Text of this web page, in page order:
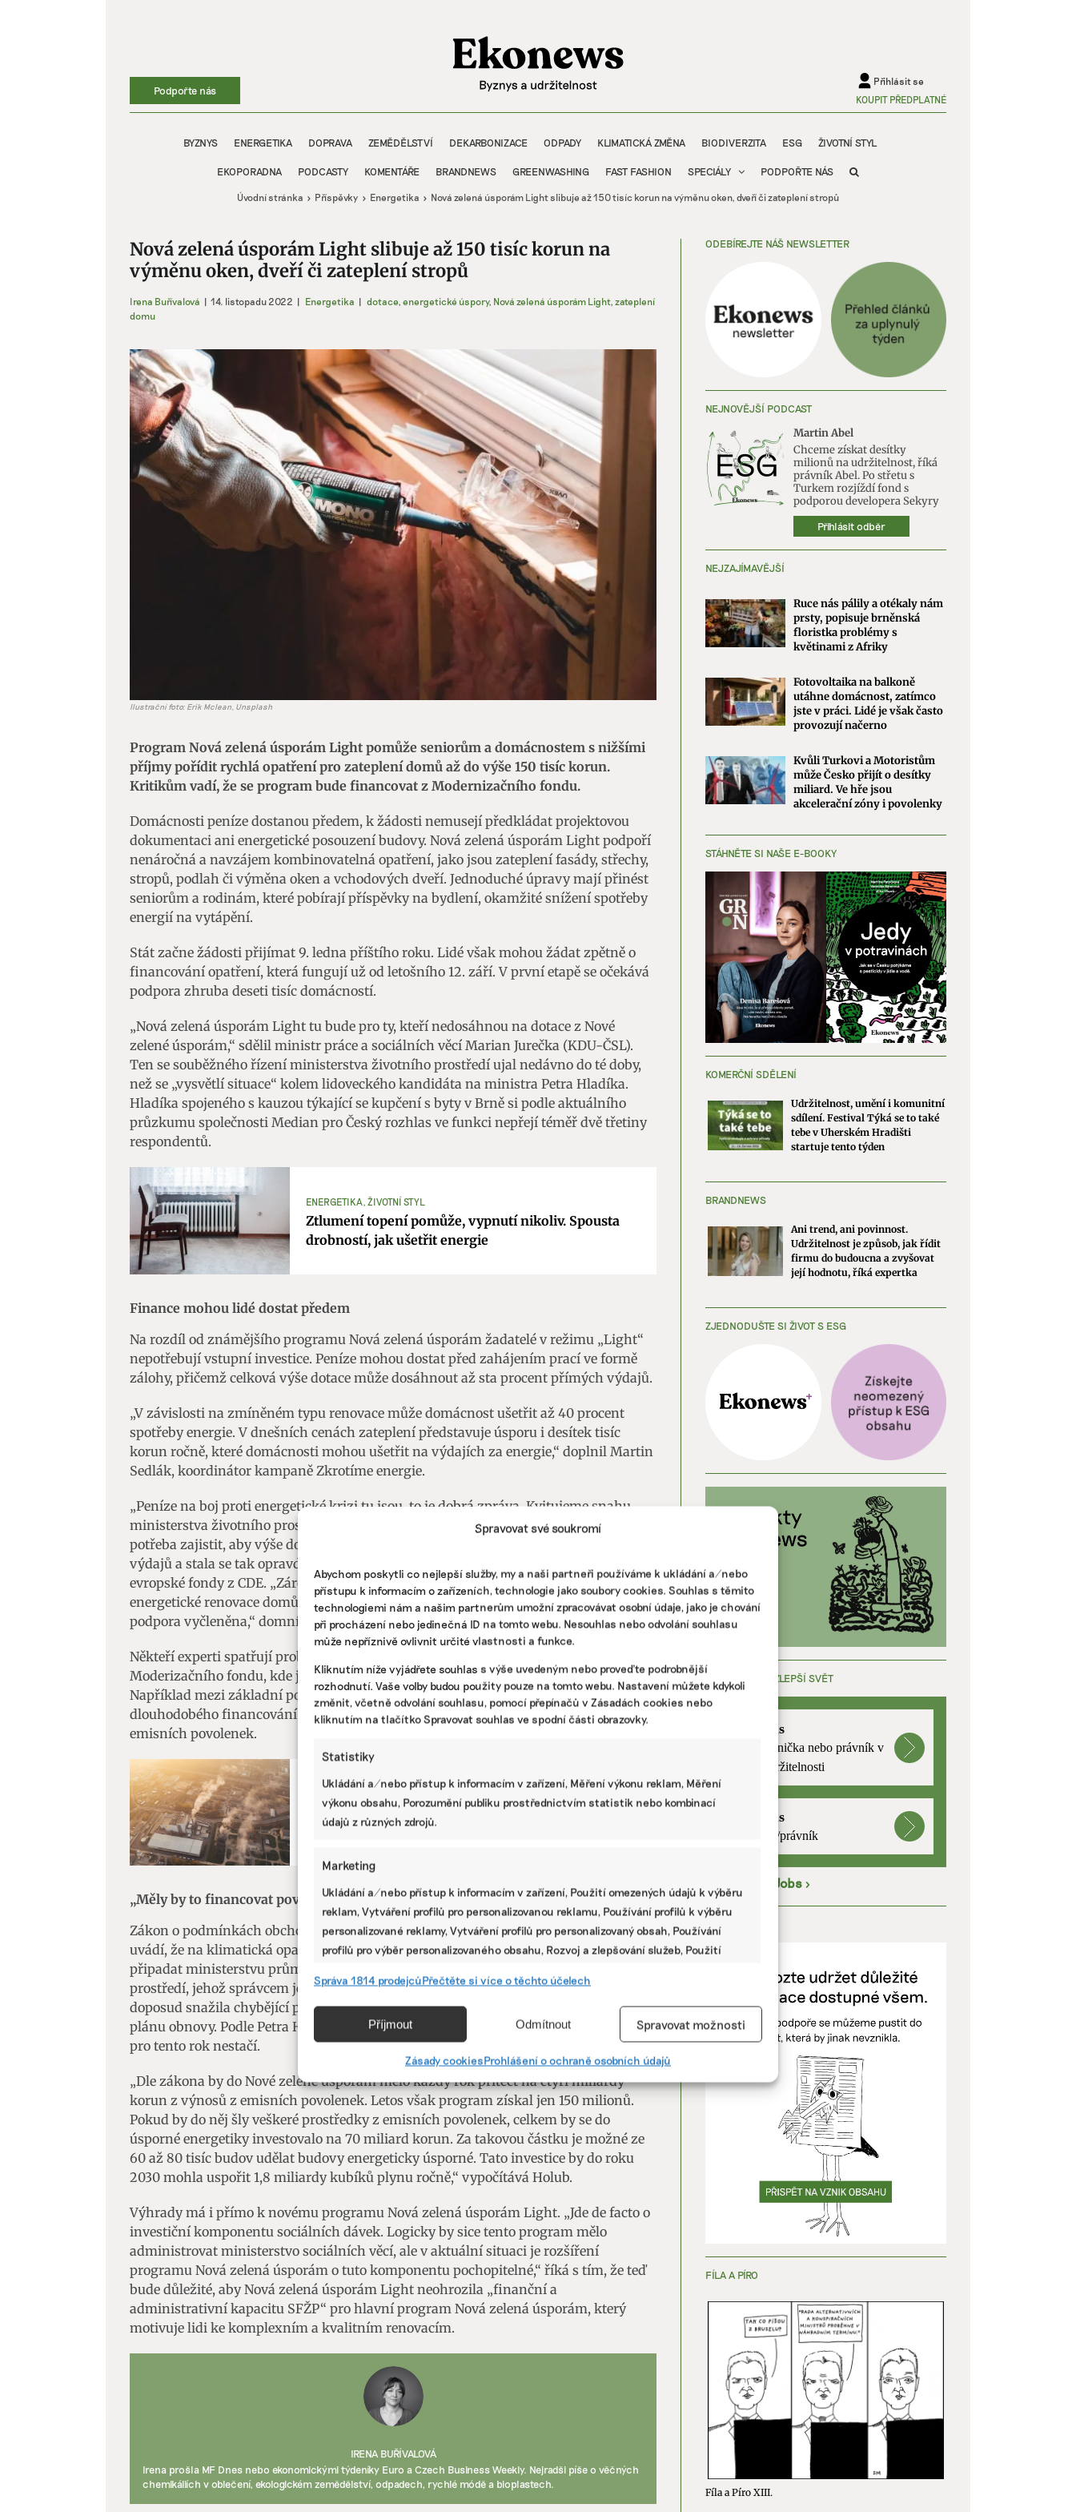
Spravovat své soukromí
Abychom poskytli co nejlepší služby, my a naši partneři používáme k ukládání a/nebo
přístupu k informacím o zařízeních, technologie jako soubory cookies. Souhlas s těmito
technologiemi nám a našim partnerům umožní zpracovávat osobní údaje, jako je chování
při procházení nebo jedinečná ID na tomto webu. Nesouhlas nebo odvolání souhlasu
může nepříznivě ovlivnit určité vlastnosti a funkce.
Kliknutím níže vyjádřete souhlas s výše uvedeným nebo proveďte podrobnější
rozhodnutí. Vaše volby budou použity pouze na tomto webu. Nastavení můžete kdykoli
změnit, včetně odvolání souhlasu, pomocí přepínačů v Zásadách cookies nebo
kliknutím na tlačítko Spravovat souhlas ve spodní části obrazovky.
Statistiky
Ukládání a/nebo přístup k informacím v zařízení, Měření výkonu reklam, Měření
výkonu obsahu, Porozumění publiku prostřednictvím statistik nebo kombinací
údajů z různých zdrojů.
Marketing
Ukládání a/nebo přístup k informacím v zařízení, Použití omezených údajů k výběru
reklam, Vytváření profilů pro personalizovanou reklamu, Používání profilů k výběru
personalizované reklamy, Vytváření profilů pro personalizovaný obsah, Používání
profilů pro výběr personalizovaného obsahu, Rozvoj a zlepšování služeb, Použití
Přiřazování a kombinování údajů z jiných zdrojů údajů, Propojení různých
zařízení, Identifikace zařízení na základě automaticky přenášených
Používání přesných údajů o zeměpisné poloze, Identifikace zařízení na základě
aktivně vyžádaných informací.
Zajištění bezpečnosti, předcházení a zjišťování podvodů a
odstraňování chyb, Poskytování a zobrazování reklamy a obsahu,
Ukládání a sdělování voleb ochrany osobních údajů.
Správa 1814 prodejcůPřečtěte si více o těchto účelech
Příjmout Odmítnout Spravovat možnosti
Zásady cookiesProhlášení o ochraně osobních údajů
Podpořte nás
Přihlásit se
KOUPIT PŘEDPLATNÉ
BYZNYS ENERGETIKA DOPRAVA ZEMĚDĚLSTVÍ DEKARBONIZACE ODPADY KLIMATICKÁ ZMĚNA BIODIVERZITA ESG ŽIVOTNÍ STYL
EKOPORADNA PODCASTY KOMENTÁŘE BRANDNEWS GREENWASHING FAST FASHION SPECIÁLY PODPOŘTE NÁS
Úvodní stránka Příspěvky Energetika Nová zelená úsporám Light slibuje až 150 tisíc korun na výměnu oken, dveří či zateplení stropů
Nová zelená úsporám Light slibuje až 150 tisíc korun na
výměnu oken, dveří či zateplení stropů
Irena Buřívalová | 14. listopadu 2022 | Energetika | dotace, energetické úspory, Nová zelená úsporám Light, zateplení
domu
Zobrazit
větší
obrázek
Ilustrační foto: Erik Mclean, Unsplash
Program Nová zelená úsporám Light pomůže seniorům a domácnostem s nižšími
příjmy pořídit rychlá opatření pro zateplení domů až do výše 150 tisíc korun.
Kritikům vadí, že se program bude financovat z Modernizačního fondu.
Domácnosti peníze dostanou předem, k žádosti nemusejí předkládat projektovou
dokumentaci ani energetické posouzení budovy. Nová zelená úsporám Light podpoří
nenáročná a navzájem kombinovatelná opatření, jako jsou zateplení fasády, střechy,
stropů, podlah či výměna oken a vchodových dveří. Jednoduché úpravy mají přinést
seniorům a rodinám, které pobírají příspěvky na bydlení, okamžité snížení spotřeby
energií na vytápění.
Stát začne žádosti přijímat 9. ledna příštího roku. Lidé však mohou žádat zpětně o
financování opatření, která fungují už od letošního 12. září. V první etapě se očekává
podpora zhruba deseti tisíc domácností.
„Nová zelená úsporám Light tu bude pro ty, kteří nedosáhnou na dotace z Nové
zelené úsporám,“ sdělil ministr práce a sociálních věcí Marian Jurečka (KDU-ČSL).
Ten se souběžného řízení ministerstva životního prostředí ujal nedávno do té doby,
než se „vysvětlí situace“ kolem lidoveckého kandidáta na ministra Petra Hladíka.
Hladíka spojeného s kauzou týkající se kupčení s byty v Brně si podle aktuálního
průzkumu společnosti Median pro Český rozhlas ve funkci nepřejí téměř dvě třetiny
respondentů.
ENERGETIKA, ŽIVOTNÍ STYL
Ztlumení topení pomůže, vypnutí nikoliv. Spousta
drobností, jak ušetřit energie
Finance mohou lidé dostat předem
Na rozdíl od známějšího programu Nová zelená úsporám žadatelé v režimu „Light“
nepotřebují vstupní investice. Peníze mohou dostat před zahájením prací ve formě
zálohy, přičemž celková výše dotace může dosáhnout až sta procent přímých výdajů.
„V závislosti na zmíněném typu renovace může domácnost ušetřit až 40 procent
spotřeby energie. V dnešních cenách zateplení představuje úsporu i desítek tisíc
korun ročně, které domácnosti mohou ušetřit na výdajích za energie,“ doplnil Martin
Sedlák, koordinátor kampaně Zkrotíme energie.
„Peníze na boj proti energetické krizi tu jsou, to je dobrá zpráva. Kvitujeme snahu
ministerstva životního prostředí zacílit pomoc na nízkopříjmové skupiny obyvatel. Je
potřeba zajistit, aby výše dotace byla skutečně až 100 procent přímých realizačních
výdajů a stala se tak opravdu dostupnou,“ uvádí Eva Mariničová, odbornice na
evropské fondy z CDE. „Zároveň by stát neměl zapomenout na komplexní
energetické renovace domů nízkopříjmových skupin obyvatel, na které není tato
podpora vyčleněna,“ domnívá se.
Někteří experti spatřují problém v tom, že Nová zelená úsporám Light se zaplatí z
Moderizačního fondu, kde je na program vyčleněno zatím 1,5 miliardy korun.
Například mezi základní požadavek iniciativy Osvoboďme Česko patří zajištění
dlouhodobého financování programu Nová zelená úsporám z národních výnosů z
emisních povolenek.
ENERGETIKA, KLIMATICKÁ ZMĚNA
Stát vybírá na emisních povolenkách miliardy. Na
životní prostředí z nich však jde minimum
„Měly by to financovat povolenky“
Zákon o podmínkách obchodování s povolenkami na emise skleníkových plynů
uvádí, že na klimatická opatření má jít asi osm miliard korun ročně. Polovina má
připadat ministerstvu průmyslu a obchodu a polovina Státnímu fondu životního
prostředí, jehož správcem je ministerstvo životního prostředí. Místo toho se vláda
doposud snažila chybějící prostředky do Nové zelené úsporám doplnit z Národního
plánu obnovy. Podle Petra Holuba, ředitele poradenské společnosti Budovy21, to ale
pro tento rok nestačí.
„Dle zákona by do Nové zelené úsporám mělo každý rok přitéct na čtyři miliardy
korun z výnosů z emisních povolenek. Letos však program získal jen 150 milionů.
Pokud by do něj šly veškeré prostředky z emisních povolenek, celkem by se do
úsporné energetiky investovalo na 70 miliard korun. Za takovou částku je možné ze
60 až 80 tisíc budov udělat budovy energeticky úsporné. Tato investice by do roku
2030 mohla uspořit 1,8 miliardy kubíků plynu ročně,“ vypočítává Holub.
Výhrady má i přímo k novému programu Nová zelená úsporám Light. „Jde de facto o
investiční komponentu sociálních dávek. Logicky by sice tento program mělo
administrovat ministerstvo sociálních věcí, ale v aktuální situaci je rozšíření
programu Nová zelená úsporám o tuto komponentu pochopitelné,“ říká s tím, že teď
bude důležité, aby Nová zelená úsporám Light neohrozila „finanční a
administrativní kapacitu SFŽP“ pro hlavní program Nová zelená úsporám, který
motivuje lidi ke komplexním a kvalitním renovacím.
IRENA BUŘÍVALOVÁ
Irena prošla MF Dnes nebo ekonomickými týdeníky Euro a Czech Business Weekly. Nejradši píše o věčných
chemikáliích v oblečení, ekologickém zemědělství, odpadech, rychlé módě a bioplastech.
ODEBÍREJTE NÁŠ NEWSLETTER
NEJNOVĚJŠÍ PODCAST
Martin Abel
Chceme získat desítky
milionů na udržitelnost, říká
právník Abel. Po střetu s
Turkem rozjíždí fond s
podporou developera Sekyry
Přihlásit odběr
NEJZAJÍMAVĚJŠÍ
Ruce nás pálily a otékaly nám
prsty, popisuje brněnská
floristka problémy s
květinami z Afriky
Fotovoltaika na balkoně
utáhne domácnost, zatímco
jste v práci. Lidé je však často
provozují načerno
Kvůli Turkovi a Motoristům
může Česko přijít o desítky
miliard. Ve hře jsou
akcelerační zóny i povolenky
STÁHNĚTE SI NAŠE E-BOOKY
KOMERČNÍ SDĚLENÍ
Udržitelnost, umění i komunitní
sdílení. Festival Týká se to také
tebe v Uherském Hradišti
startuje tento týden
BRANDNEWS
Ani trend, ani povinnost.
Udržitelnost je způsob, jak řídit
firmu do budoucna a zvyšovat
její hodnotu, říká expertka
ZJEDNODUŠTE SI ŽIVOT S ESG
PRÁCE, KTERÁ ZLEPŠÍ SVĚT
mutualus
Stáž: právnička nebo právník v
oblasti udržitelnosti
mutualus
právnička/právník
EkoJobs >
PODPOŘTE NÁS
FÍLA A PÍRO
Fíla a Píro XIII.